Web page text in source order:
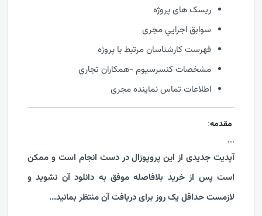
ریسک های پروژه
سوابق اجرايي مجری
فهرست كارشناسان مرتبط با پروژه
مشخصات كنسرسيوم -همكاران تجاري
اطلاعات تماس نماینده مجری
مقدمه:
...
آپدیت جدیدی از این پروپوزال در دست انجام است و ممکن
است پس از خرید بلافاصله موفق به دانلود آن نشوید و
لازمست حداقل یک روز برای دریافت آن منتظر بمانید...